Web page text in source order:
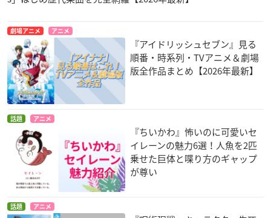
劇場アニメ アニメ
『アイドリッシュセブン』見る
順番・時系列・TVアニメ＆劇場
版全作品まとめ【2026年最新】
話題 アニメ
『ちいかわ』怖いのに可愛いセ
イレーンの魅力6選！人魚を2匹
乗せた巨体と喋り方のギャップ
が尊い
話題 アニメ